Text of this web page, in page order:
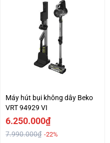
Máy hút bụi không dây Beko
VRT 94929 VI
6.250.000₫
7.990.000₫ -22%